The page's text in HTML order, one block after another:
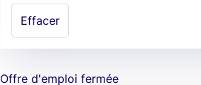
Effacer
Offre d'emploi fermée